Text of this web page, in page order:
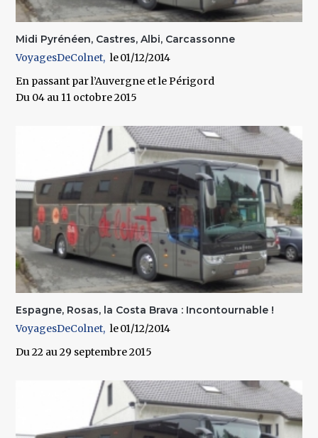
Midi Pyrénéen, Castres, Albi, Carcassonne
VoyagesDeColnet
01/12/2014
En passant par l’Auvergne et le Périgord
Du 04 au 11 octobre 2015
Espagne, Rosas, la Costa Brava : Incontournable !
VoyagesDeColnet
01/12/2014
Du 22 au 29 septembre 2015